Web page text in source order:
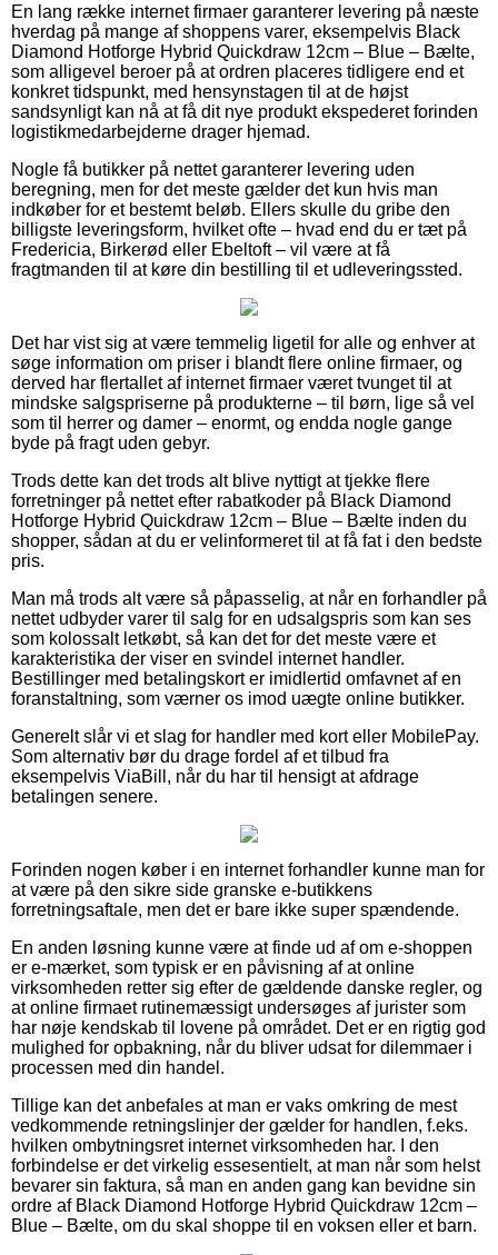
En lang række internet firmaer garanterer levering på næste
hverdag på mange af shoppens varer, eksempelvis Black
Diamond Hotforge Hybrid Quickdraw 12cm – Blue – Bælte,
som alligevel beroer på at ordren placeres tidligere end et
konkret tidspunkt, med hensynstagen til at de højst
sandsynligt kan nå at få dit nye produkt ekspederet forinden
logistikmedarbejderne drager hjemad.
Nogle få butikker på nettet garanterer levering uden
beregning, men for det meste gælder det kun hvis man
indkøber for et bestemt beløb. Ellers skulle du gribe den
billigste leveringsform, hvilket ofte – hvad end du er tæt på
Fredericia, Birkerød eller Ebeltoft – vil være at få
fragtmanden til at køre din bestilling til et udleveringssted.
Det har vist sig at være temmelig ligetil for alle og enhver at
søge information om priser i blandt flere online firmaer, og
derved har flertallet af internet firmaer været tvunget til at
mindske salgspriserne på produkterne – til børn, lige så vel
som til herrer og damer – enormt, og endda nogle gange
byde på fragt uden gebyr.
Trods dette kan det trods alt blive nyttigt at tjekke flere
forretninger på nettet efter rabatkoder på Black Diamond
Hotforge Hybrid Quickdraw 12cm – Blue – Bælte inden du
shopper, sådan at du er velinformeret til at få fat i den bedste
pris.
Man må trods alt være så påpasselig, at når en forhandler på
nettet udbyder varer til salg for en udsalgspris som kan ses
som kolossalt letkøbt, så kan det for det meste være et
karakteristika der viser en svindel internet handler.
Bestillinger med betalingskort er imidlertid omfavnet af en
foranstaltning, som værner os imod uægte online butikker.
Generelt slår vi et slag for handler med kort eller MobilePay.
Som alternativ bør du drage fordel af et tilbud fra
eksempelvis ViaBill, når du har til hensigt at afdrage
betalingen senere.
Forinden nogen køber i en internet forhandler kunne man for
at være på den sikre side granske e-butikkens
forretningsaftale, men det er bare ikke super spændende.
En anden løsning kunne være at finde ud af om e-shoppen
er e-mærket, som typisk er en påvisning af at online
virksomheden retter sig efter de gældende danske regler, og
at online firmaet rutinemæssigt undersøges af jurister som
har nøje kendskab til lovene på området. Det er en rigtig god
mulighed for opbakning, når du bliver udsat for dilemmaer i
processen med din handel.
Tillige kan det anbefales at man er vaks omkring de mest
vedkommende retningslinjer der gælder for handlen, f.eks.
hvilken ombytningsret internet virksomheden har. I den
forbindelse er det virkelig essesentielt, at man når som helst
bevarer sin faktura, så man en anden gang kan bevidne sin
ordre af Black Diamond Hotforge Hybrid Quickdraw 12cm –
Blue – Bælte, om du skal shoppe til en voksen eller et barn.